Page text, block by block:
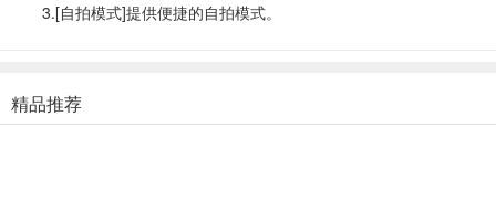
3.[自拍模式]提供便捷的自拍模式。
精品推荐